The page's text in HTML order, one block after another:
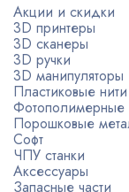
Акции и скидки
3D принтеры
3D сканеры
3D ручки
3D манипуляторы
Пластиковые нити
Порошковые
Софт
ЧПУ станки
Аксессуары
Запасные части